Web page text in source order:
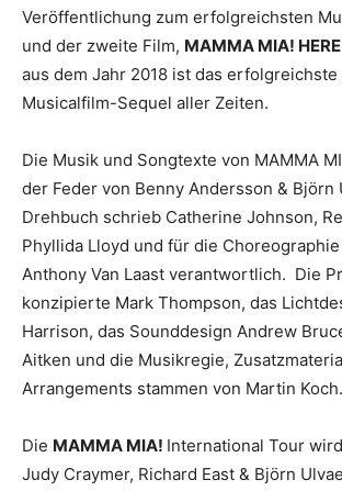
Veröffentlichung zum erfolgreichsten
und der zweite Film, MAMMA MIA!
aus dem Jahr 2018 ist das erfolgreichste
Musicalfilm-Sequel aller Zeiten.
Die Musik und Songtexte von MAMMA
der Feder von Benny Andersson & Björn
Drehbuch schrieb Catherine Johnson,
Phyllida Lloyd und für die
Anthony Van Laast verantwortlich. Die
konzipierte Mark Thompson, das
Harrison, das Sounddesign Andrew
Aitken und die Musikregie,
Arrangements stammen von Martin Koch.
Die MAMMA MIA! International Tour
Judy Craymer, Richard East & Björn